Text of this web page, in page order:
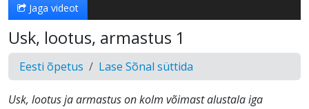
Jaga videot
Usk, lootus, armastus 1
Eesti õpetus Lase Sõnal süttida
Usk, lootus ja armastus on kolm võimast alustala iga